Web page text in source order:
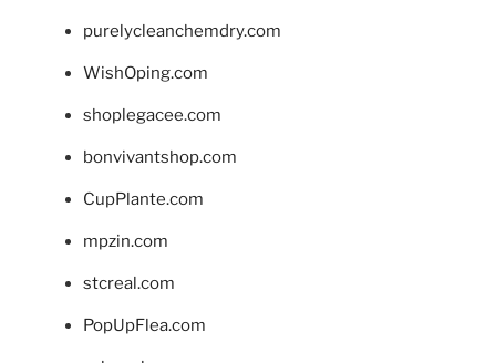
purelycleanchemdry.com
WishOping.com
shoplegacee.com
bonvivantshop.com
CupPlante.com
mpzin.com
stcreal.com
PopUpFlea.com